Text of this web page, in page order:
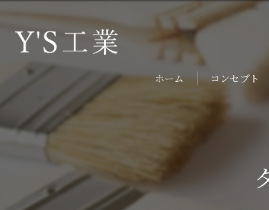
ホーム コンセプト